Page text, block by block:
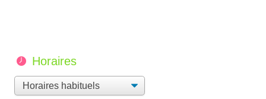
Horaires